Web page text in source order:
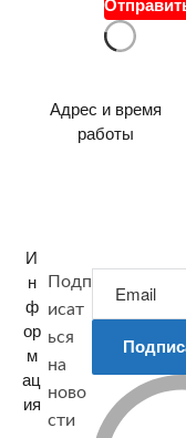
с
Адрес и время
работы
И
н
ф
ор
м
ац
ия
Подп
исат
ься
на
ново
сти